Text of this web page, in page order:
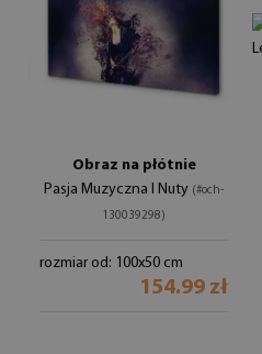
Obraz na płótnie
Pasja Muzyczna I Nuty (#och-
130039298)
rozmiar od: 100x50 cm
154.99 zł